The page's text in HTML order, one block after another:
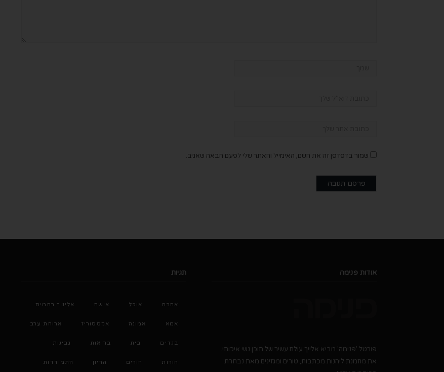
שמור בדפדפן זה את השם, האימייל והאתר שלי לפעם הבאה שאגיב.
אודות פנימה
פורטל 'פנימה' מביא אלייך עולם עשיר של תוכן נשי איכותי.
את מוזמנת ליהנות מכתבות, טורים ומגזינים מאת נבחרת
תגיות
אהבה אוכל אישה אלינור רחמים
אמא אמונה אקססוריז ארוחת ערב
בגדים בית בריאות גבינות
הורות הורים הריון התמודדות